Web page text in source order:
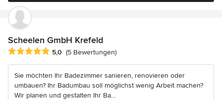
Scheelen GmbH Krefeld
Durchschnittliche Bewertung: 5 von 5 Sternen
5,0 (5 Bewertungen)
Sie möchten Ihr Badezimmer sanieren, renovieren oder
umbauen? Ihr Badumbau soll möglichst wenig Arbeit machen?
Wir planen und gestalten Ihr Ba...